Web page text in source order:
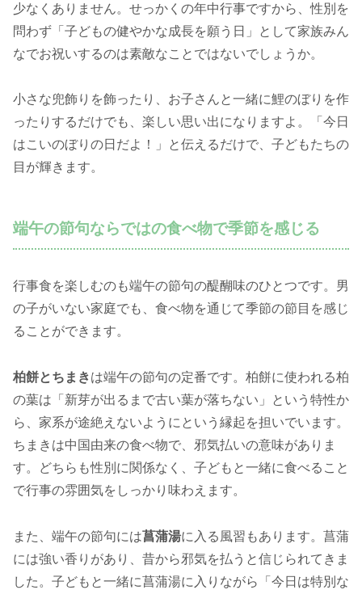
少なくありません。せっかくの年中行事ですから、性別を
問わず「子どもの健やかな成長を願う日」として家族みん
なでお祝いするのは素敵なことではないでしょうか。
小さな兜飾りを飾ったり、お子さんと一緒に鯉のぼりを作
ったりするだけでも、楽しい思い出になりますよ。「今日
はこいのぼりの日だよ！」と伝えるだけで、子どもたちの
目が輝きます。
端午の節句ならではの食べ物で季節を感じる
行事食を楽しむのも端午の節句の醍醐味のひとつです。男
の子がいない家庭でも、食べ物を通じて季節の節目を感じ
ることができます。
柏餅とちまきは端午の節句の定番です。柏餅に使われる柏
の葉は「新芽が出るまで古い葉が落ちない」という特性か
ら、家系が途絶えないようにという縁起を担いでいます。
ちまきは中国由来の食べ物で、邪気払いの意味がありま
す。どちらも性別に関係なく、子どもと一緒に食べること
で行事の雰囲気をしっかり味わえます。
また、端午の節句には菖蒲湯に入る風習もあります。菖蒲
には強い香りがあり、昔から邪気を払うと信じられてきま
した。子どもと一緒に菖蒲湯に入りながら「今日は特別な